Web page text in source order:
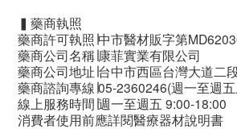
▍藥商執照
藥商許可執照∣中市醫材販字第
藥商公司名稱∣康菲實業有限公司
藥商公司地址∣台中市西區台灣大道二
藥商諮詢專線∣05-2360246(週一至週
線上服務時間∣週一至週五 9:00-18:00
消費者使用前應詳閱醫療器材說明書